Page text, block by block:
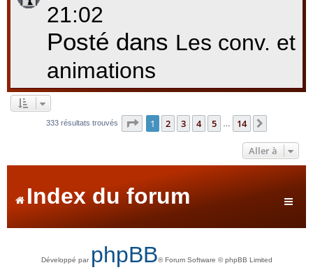
21:02
Posté dans Les conv. et
animations
333 résultats trouvés Page 1sur14
1 2 3 4 5 14
Aller à
Index du forum
Développé par phpBB® Forum Software © phpBB Limited